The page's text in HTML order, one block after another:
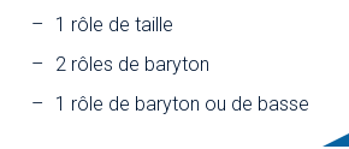
1 rôle de taille
2 rôles de baryton
1 rôle de baryton ou de basse